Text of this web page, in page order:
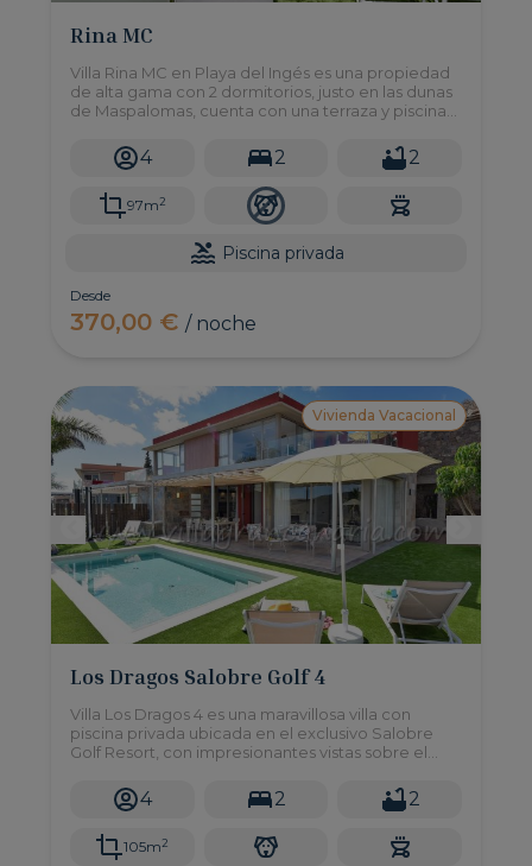
Rina MC
Villa Rina MC en Playa del Ingés es una propiedad
de alta gama con 2 dormitorios, justo en las dunas
de Maspalomas, cuenta con una terraza y piscina
que usted está buscando para pasar sus
vacaciones en Gran Canaria!
4 2 2
97m2
Piscina privada
Desde
370,00 €/ noche
Vivienda Vacacional
Los Dragos Salobre Golf 4
Villa Los Dragos 4 es una maravillosa villa con
piscina privada ubicada en el exclusivo Salobre
Golf Resort, con impresionantes vistas sobre el
cuenta con 2 dormitorios, jardín privado y solarium.
4 2 2
105m2